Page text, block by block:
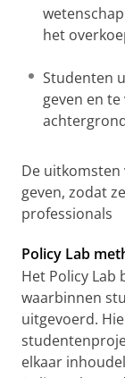
het
Studenten
geven en
De
geven, zodat
professionals
Policy Lab
Het Policy Lab
waarbinnen
uitgevoerd.
elkaar